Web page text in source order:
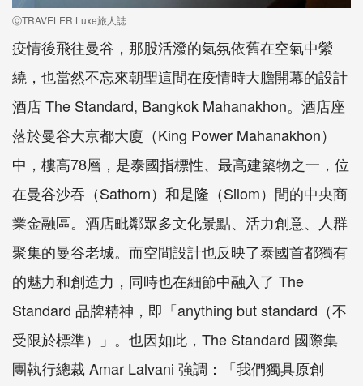
ⓒTRAVELER Luxe旅人誌
疫情後飛往曼谷，那股活潑的氣氛依舊在空氣中縈
繞，也當然不忘來朝聖這間在疫情時大膽開幕的設計
酒店 The Standard, Bangkok Mahanakhon。酒店座
落於曼谷大京都大廈（King Power Mahanakhon）
中，樓高78層，是泰國指標性、最高建築物之一，位
在曼谷沙吞（Sathorn）和是隆（Silom）間的中央商
業金融區。酒店毗鄰眾多文化景點、活力創意、人群
聚集的曼谷老城。而空間設計也反映了泰國首都獨有
的魅力和創造力，同時也在細節中融入了 The
Standard 品牌精神，即「anything but standard（不
受限於標準）」。也因如此，The Standard 國際集
團執行總裁 Amar Lalvani 強調：「我們獨具原創